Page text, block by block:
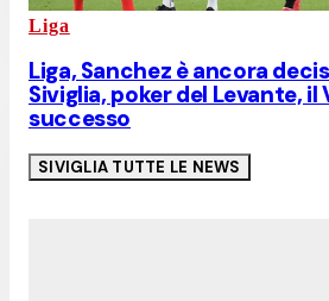
Liga
Liga, Sanchez è ancora
Siviglia, poker del Levante,
successo
SIVIGLIA TUTTE LE NEWS